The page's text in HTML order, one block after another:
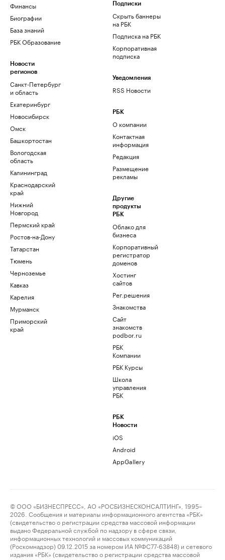
Финансы
Биографии
База знаний
РБК Образование
Новости
регионов
Санкт-Петербург
и область
Екатеринбург
Новосибирск
Омск
Башкортостан
Вологодская
область
Калининград
Краснодарский
край
Нижний
Новгород
Пермский край
Ростов-на-Дону
Татарстан
Тюмень
Черноземье
Кавказ
Карелия
Мурманск
Приморский
край
Подписки
Скрыть баннеры
на РБК
Подписка на РБК
Корпоративная
подписка
Уведомления
RSS Новости
РБК
О компании
Контактная
информация
Редакция
Размещение
рекламы
Другие
продукты
РБК
Облако для
бизнеса
Корпоративный
регистратор
доменов
Хостинг
сайтов
Рег.решения
Знакомства
Сайт
знакомств
podbor.ru
РБК
Компании
РБК Курсы
Школа
управления
РБК
РБК
Новости
iOS
Android
AppGallery
© ООО «БИЗНЕСПРЕСС», АО «РОСБИЗНЕСКОНСАЛТИНГ», 1995–
2026. Сообщения и материалы информационного агентства «РБК»
(свидетельство о регистрации средства массовой информации
выдано Федеральной службой по надзору в сфере связи,
информационных технологий и массовых коммуникаций
(Роскомнадзор) 09.12.2015 за номером ИА №ФС77-63848) и сетевого
издания «РБК» (свидетельство о регистрации средства массовой